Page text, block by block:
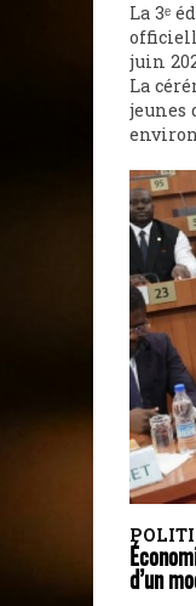
La 3ᵉ
juin
La
jeunes
d’un